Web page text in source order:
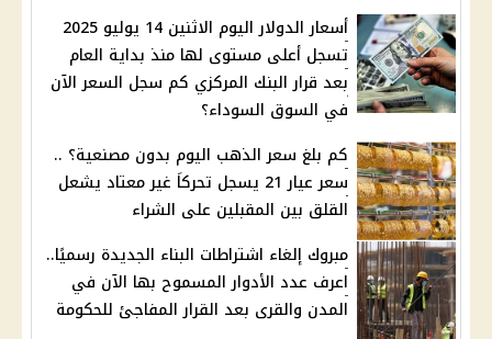
أسعار الدولار اليوم الاثنين 14 يوليو 2025
تسجل أعلى مستوى لها منذ بداية العام
بعد قرار البنك المركزي كم سجل السعر الآن
في السوق السوداء؟
كم بلغ سعر الذهب اليوم بدون مصنعية؟ ..
سعر عيار 21 يسجل تحركاَ غير معتاد يشعل
القلق بين المقبلين على الشراء
مبروك إلغاء اشتراطات البناء الجديدة رسميًا..
اعرف عدد الأدوار المسموح بها الآن في
المدن والقرى بعد القرار المفاجئ للحكومة